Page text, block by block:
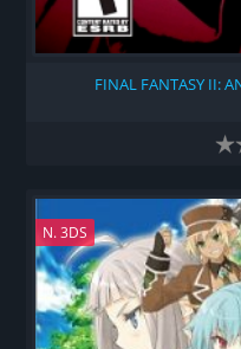
FINAL FANTASY II:
N. 3DS